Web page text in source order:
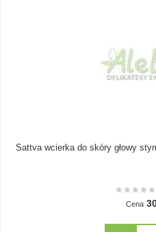
Sattva wcierka do skóry głowy
Cena